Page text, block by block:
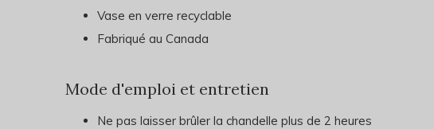
Vase en verre recyclable
Fabriqué au Canada
Mode d'emploi et entretien
Ne pas laisser brûler la chandelle plus de 2 heures